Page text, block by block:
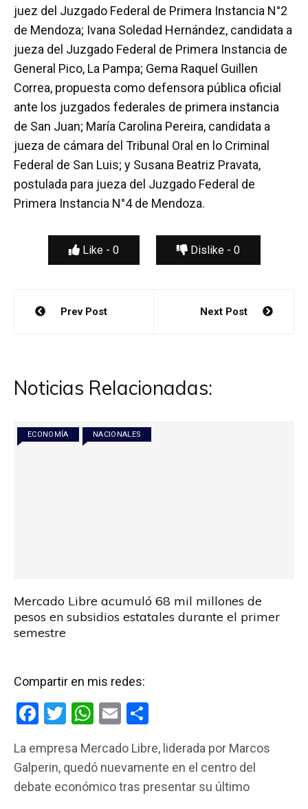
juez del Juzgado Federal de Primera Instancia N°2
de Mendoza; Ivana Soledad Hernández, candidata a
jueza del Juzgado Federal de Primera Instancia de
General Pico, La Pampa; Gema Raquel Guillen
Correa, propuesta como defensora pública oficial
ante los juzgados federales de primera instancia
de San Juan; María Carolina Pereira, candidata a
jueza de cámara del Tribunal Oral en lo Criminal
Federal de San Luis; y Susana Beatriz Pravata,
postulada para jueza del Juzgado Federal de
Primera Instancia N°4 de Mendoza.
Like - 0 Dislike - 0
Navegación
Prev Post Next Post
Noticias Relacionadas:
ECONOMÍA NACIONALES
Mercado Libre acumuló 68 mil millones de
pesos en subsidios estatales durante el primer
semestre
Compartir en mis redes:
F
ce
b
T
tt
er
W
at
s
E
ail m
p
La empresa Mercado Libre, liderada por Marcos
Galperin, quedó nuevamente en el centro del
debate económico tras presentar su último